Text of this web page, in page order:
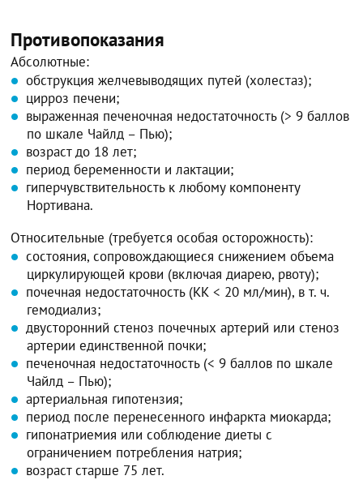
Противопоказания
Абсолютные:
обструкция желчевыводящих путей (холестаз);
цирроз печени;
выраженная печеночная недостаточность (> 9 баллов
по шкале Чайлд – Пью);
возраст до 18 лет;
период беременности и лактации;
гиперчувствительность к любому компоненту
Нортивана.
Относительные (требуется особая осторожность):
состояния, сопровождающиеся снижением объема
циркулирующей крови (включая диарею, рвоту);
почечная недостаточность (КК < 20 мл/мин), в т. ч.
гемодиализ;
двусторонний стеноз почечных артерий или стеноз
артерии единственной почки;
печеночная недостаточность (< 9 баллов по шкале
Чайлд – Пью);
артериальная гипотензия;
период после перенесенного инфаркта миокарда;
гипонатриемия или соблюдение диеты с
ограничением потребления натрия;
возраст старше 75 лет.